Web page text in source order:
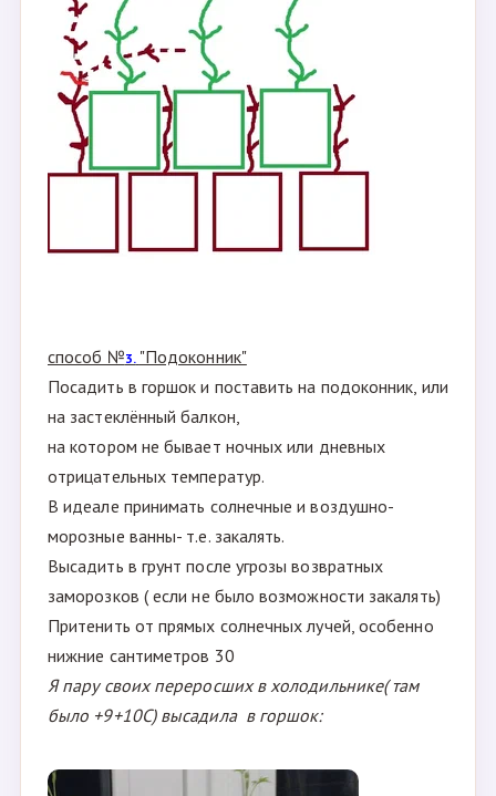
способ №3. "Подоконник"
Посадить в горшок и поставить на подоконник, или
на застеклённый балкон,
на котором не бывает ночных или дневных
отрицательных температур.
В идеале принимать солнечные и воздушно-
морозные ванны- т.е. закалять.
Высадить в грунт после угрозы возвратных
заморозков ( если не было возможности закалять)
Притенить от прямых солнечных лучей, особенно
нижние сантиметров 30
Я пару своих переросших в холодильнике( там
было +9+10С) высадила в горшок: